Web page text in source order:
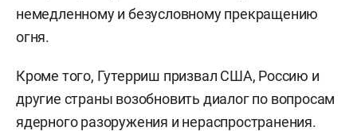
немедленному и безусловному прекращению
огня.
Кроме того, Гутерриш призвал США, Россию и
другие страны возобновить диалог по вопросам
ядерного разоружения и нераспространения.